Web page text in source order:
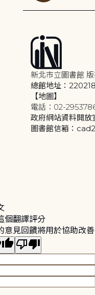
新北市立圖書館
總館地址：
【地圖】
電話：02-
政府網站資料開放
圖書館信箱：
個翻譯評分
意見回饋將用於協助改